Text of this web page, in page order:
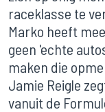
raceklasse te
Marko heeft
geen 'echte
maken die
Jamie Reigle
vanuit de